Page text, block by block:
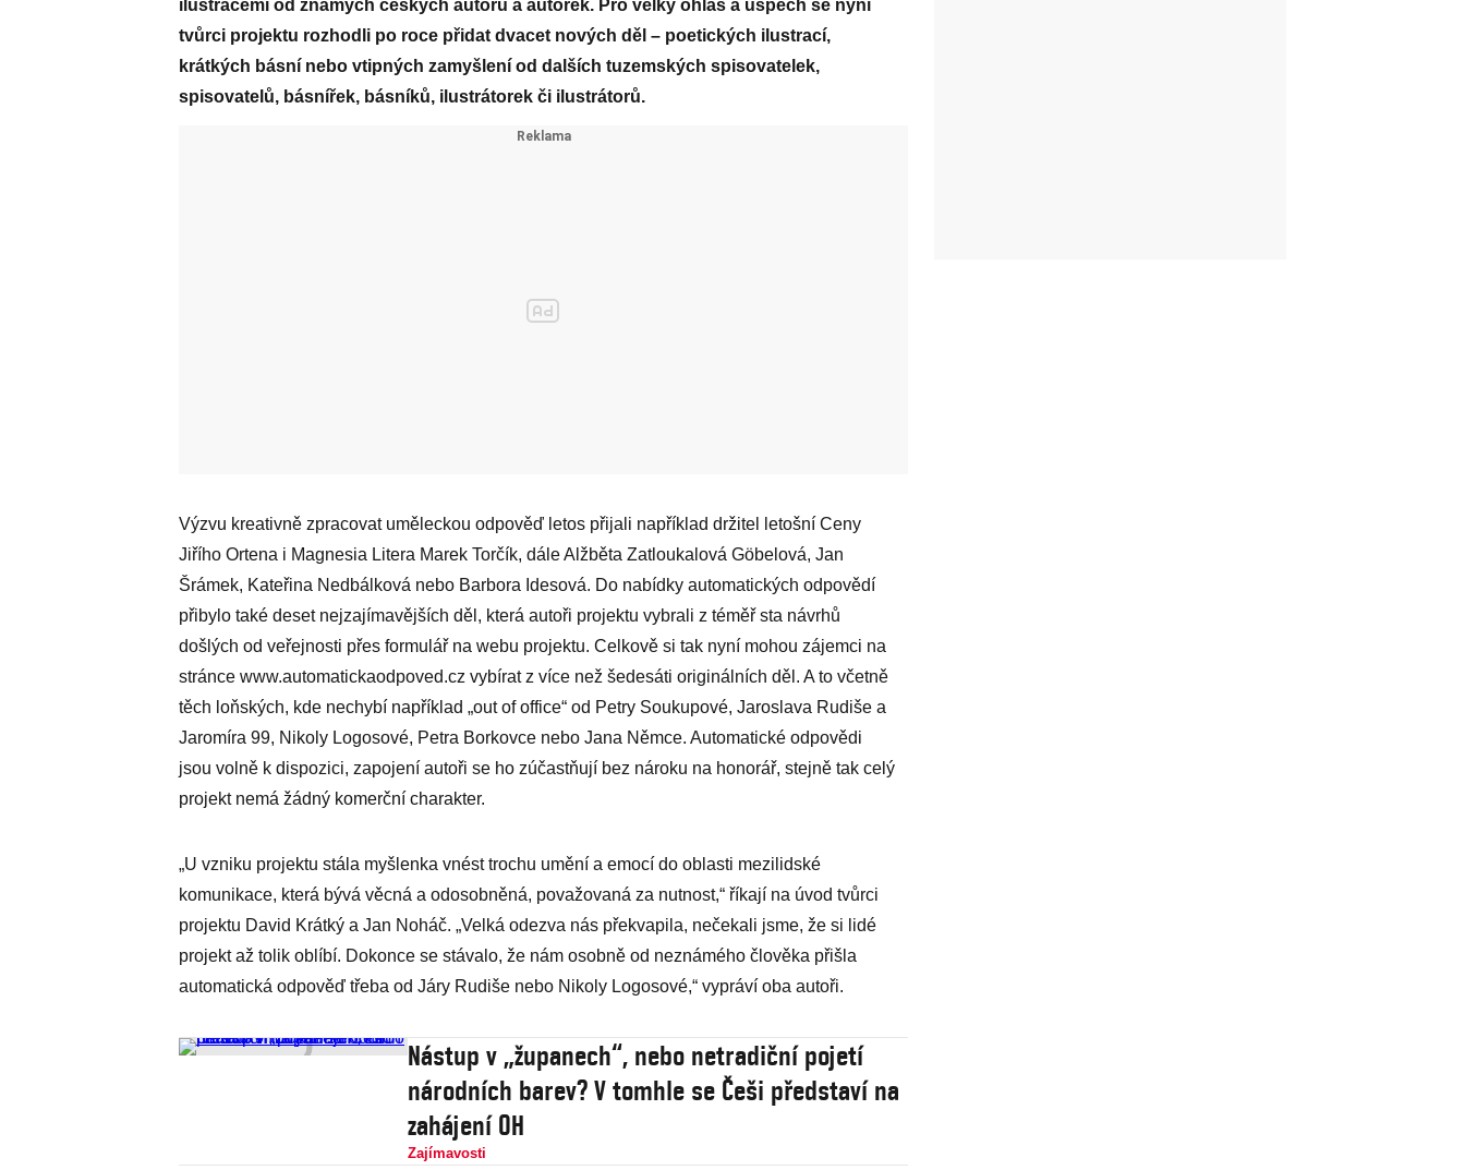
ilustracemi od známých českých autorů a autorek. Pro velký ohlas a úspěch se nyní
tvůrci projektu rozhodli po roce přidat dvacet nových děl – poetických ilustrací,
krátkých básní nebo vtipných zamyšlení od dalších tuzemských spisovatelek,
spisovatelů, básnířek, básníků, ilustrátorek či ilustrátorů.
Výzvu kreativně zpracovat uměleckou odpověď letos přijali například držitel letošní Ceny
Jiřího Ortena i Magnesia Litera Marek Torčík, dále Alžběta Zatloukalová Göbelová, Jan
Šrámek, Kateřina Nedbálková nebo Barbora Idesová. Do nabídky automatických odpovědí
přibylo také deset nejzajímavějších děl, která autoři projektu vybrali z téměř sta návrhů
došlých od veřejnosti přes formulář na webu projektu. Celkově si tak nyní mohou zájemci na
stránce www.automatickaodpoved.cz vybírat z více než šedesáti originálních děl. A to včetně
těch loňských, kde nechybí například „out of office“ od Petry Soukupové, Jaroslava Rudiše a
Jaromíra 99, Nikoly Logosové, Petra Borkovce nebo Jana Němce. Automatické odpovědi
jsou volně k dispozici, zapojení autoři se ho zúčastňují bez nároku na honorář, stejně tak celý
projekt nemá žádný komerční charakter.
„U vzniku projektu stála myšlenka vnést trochu umění a emocí do oblasti mezilidské
komunikace, která bývá věcná a odosobněná, považovaná za nutnost,“ říkají na úvod tvůrci
projektu David Krátký a Jan Noháč. „Velká odezva nás překvapila, nečekali jsme, že si lidé
projekt až tolik oblíbí. Dokonce se stávalo, že nám osobně od neznámého člověka přišla
automatická odpověď třeba od Járy Rudiše nebo Nikoly Logosové,“ vypráví oba autoři.
Nástup v „županech“, nebo netradiční pojetí
národních barev? V tomhle se Češi představí na
zahájení OH
Zajímavosti